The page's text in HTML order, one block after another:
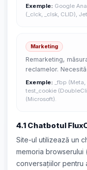
Exemple: Google
(_clck, _clsk, CLID),
Marketing
Remarketing,
reclamelor.
Exemple: _fbp
test_cookie
(Microsoft).
4.1 Chatbotul
Site-ul utilizează un
memoria browserului
conversațiilor pentru